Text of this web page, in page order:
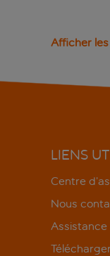
Afficher
LIENS
Centre
Nous
Assistance